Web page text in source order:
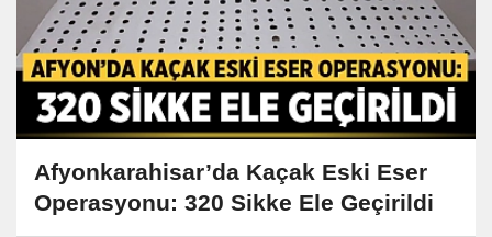
Afyonkarahisar’da Kaçak Eski Eser
Operasyonu: 320 Sikke Ele Geçirildi